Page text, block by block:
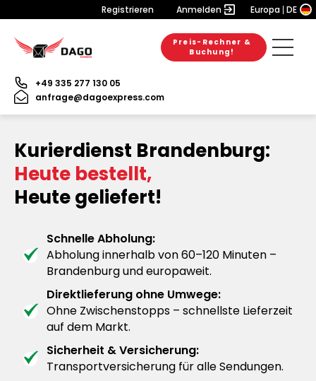
Registrieren Anmelden Europa DE
Preis-Rechner &
Buchung!
+49 335 277 130 05
anfrage@dagoexpress.com
Kurierdienst Brandenburg:
Heute bestellt,
Heute geliefert!
Schnelle Abholung:
Abholung innerhalb von 60–120 Minuten –
Brandenburg und europaweit.
Direktlieferung ohne Umwege:
Ohne Zwischenstopps – schnellste Lieferzeit
auf dem Markt.
Sicherheit & Versicherung:
Transportversicherung für alle Sendungen.